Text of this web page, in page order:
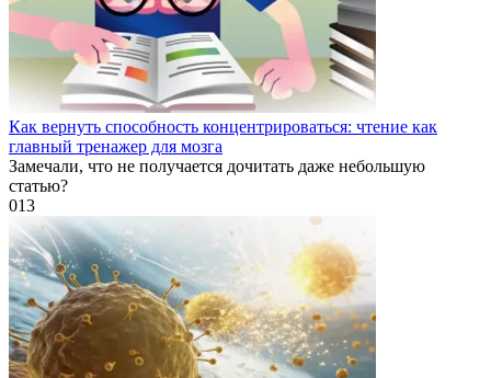
Как вернуть способность концентрироваться: чтение как
главный тренажер для мозга
Замечали, что не получается дочитать даже небольшую
статью?
013